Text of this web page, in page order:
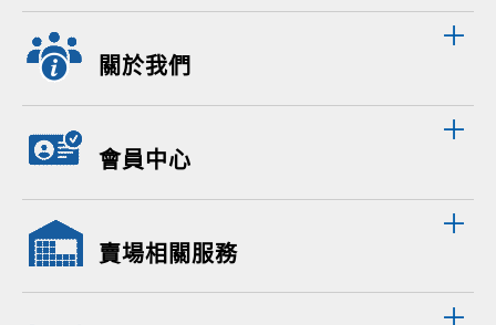
關於我們
會員中心
賣場相關服務